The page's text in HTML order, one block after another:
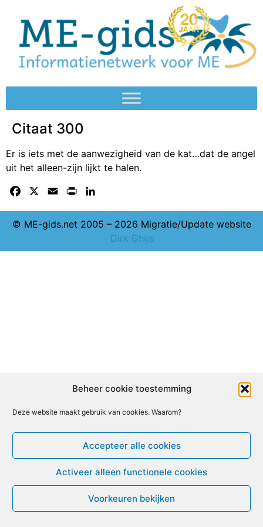
Beheer cookie toestemming
Deze website maakt gebruik van cookies. Waarom?
Accepteer alle cookies
Activeer alleen functionele cookies
Voorkeuren bekijken
Citaat 300
Er is iets met de aanwezigheid van de kat…dat de angel
uit het alleen-zijn lijkt te halen.
Facebook Email Print
© ME-gids.net 2005 – 2026 Migratie/Update website
Dirk Ghijs